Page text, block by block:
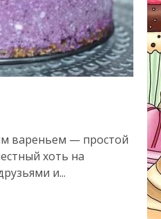
вареньем — простой
хоть на
и...